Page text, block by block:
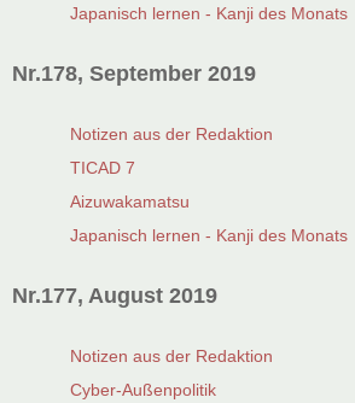
Japanisch lernen - Kanji des Monats
Nr.178, September 2019
Notizen aus der Redaktion
TICAD 7
Aizuwakamatsu
Japanisch lernen - Kanji des Monats
Nr.177, August 2019
Notizen aus der Redaktion
Cyber-Außenpolitik